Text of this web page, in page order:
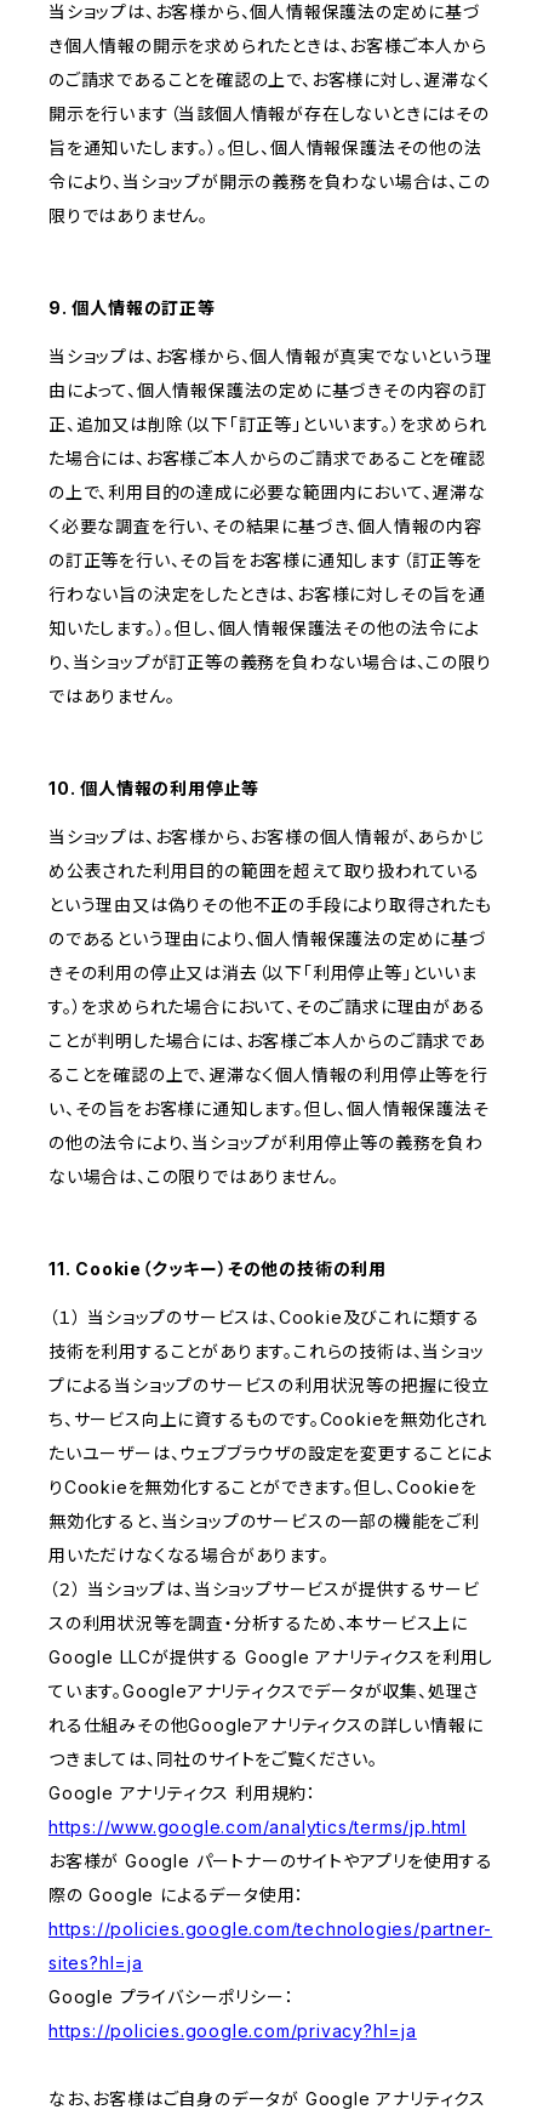
当ショップは、お客様から、個人情報保護法の定めに基づ
き個人情報の開示を求められたときは、お客様ご本人から
のご請求であることを確認の上で、お客様に対し、遅滞なく
開示を行います（当該個人情報が存在しないときにはその
旨を通知いたします。）。但し、個人情報保護法その他の法
令により、当ショップが開示の義務を負わない場合は、この
限りではありません。
9. 個人情報の訂正等
当ショップは、お客様から、個人情報が真実でないという理
由によって、個人情報保護法の定めに基づきその内容の訂
正、追加又は削除（以下「訂正等」といいます。）を求められ
た場合には、お客様ご本人からのご請求であることを確認
の上で、利用目的の達成に必要な範囲内において、遅滞な
く必要な調査を行い、その結果に基づき、個人情報の内容
の訂正等を行い、その旨をお客様に通知します（訂正等を
行わない旨の決定をしたときは、お客様に対しその旨を通
知いたします。）。但し、個人情報保護法その他の法令によ
り、当ショップが訂正等の義務を負わない場合は、この限り
ではありません。
10. 個人情報の利用停止等
当ショップは、お客様から、お客様の個人情報が、あらかじ
め公表された利用目的の範囲を超えて取り扱われている
という理由又は偽りその他不正の手段により取得されたも
のであるという理由により、個人情報保護法の定めに基づ
きその利用の停止又は消去（以下「利用停止等」といいま
す。）を求められた場合において、そのご請求に理由がある
ことが判明した場合には、お客様ご本人からのご請求であ
ることを確認の上で、遅滞なく個人情報の利用停止等を行
い、その旨をお客様に通知します。但し、個人情報保護法そ
の他の法令により、当ショップが利用停止等の義務を負わ
ない場合は、この限りではありません。
11. Cookie（クッキー）その他の技術の利用
（１） 当ショップのサービスは、Cookie及びこれに類する
技術を利用することがあります。これらの技術は、当ショッ
プによる当ショップのサービスの利用状況等の把握に役立
ち、サービス向上に資するものです。Cookieを無効化され
たいユーザーは、ウェブブラウザの設定を変更することによ
りCookieを無効化することができます。但し、Cookieを
無効化すると、当ショップのサービスの一部の機能をご利
用いただけなくなる場合があります。
（２） 当ショップは、当ショップサービスが提供するサービ
スの利用状況等を調査・分析するため、本サービス上に
Google LLCが提供する Google アナリティクスを利用し
ています。Googleアナリティクスでデータが収集、処理さ
れる仕組みその他Googleアナリティクスの詳しい情報に
つきましては、同社のサイトをご覧ください。
Google アナリティクス 利用規約：
https://www.google.com/analytics/terms/jp.html
お客様が Google パートナーのサイトやアプリを使用する
際の Google によるデータ使用：
https://policies.google.com/technologies/partner-
sites?hl=ja
Google プライバシーポリシー：
https://policies.google.com/privacy?hl=ja
なお、お客様はご自身のデータが Google アナリティクス